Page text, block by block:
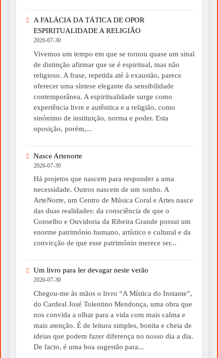
A FALÁCIA DA TÁTICA DE OPOR
ESPIRITUALIDADE A RELIGIÃO
2026-07-30
Vivemos um tempo em que se tornou quase um sinal
de distinção afirmar que se é espiritual, mas não
religioso. A frase, repetida até à exaustão, parece
oferecer uma síntese elegante da sensibilidade
contemporânea. A espiritualidade surge como
experiência livre e autêntica e a religião, como
sinónimo de instituição, norma e poder. Esta
oposição, porém,...
Nasce Artenorte
2026-07-30
Há projetos que nascem para responder a uma
necessidade. Outros nascem de um sonho. A
ArteNorte, um Centro de Música Coral e Artes nasce
das duas realidades: da consciência de que o
Conselho e Ouvidoria da Ribeira Grande possui um
enorme património humano, artístico e cultural e da
convicção de que esse património merece ser...
Um livro para ler devagar neste verão
2026-07-30
Chegou-me às mãos o livro “A Mística do Instante”,
do Cardeal José Tolentino Mendonça, uma obra que
nos convida a olhar para a vida com mais calma e
mais atenção. É de leitura simples, bonita e cheia de
ideias que podem fazer diferença no nosso dia a dia.
De facto, é uma boa sugestão para...